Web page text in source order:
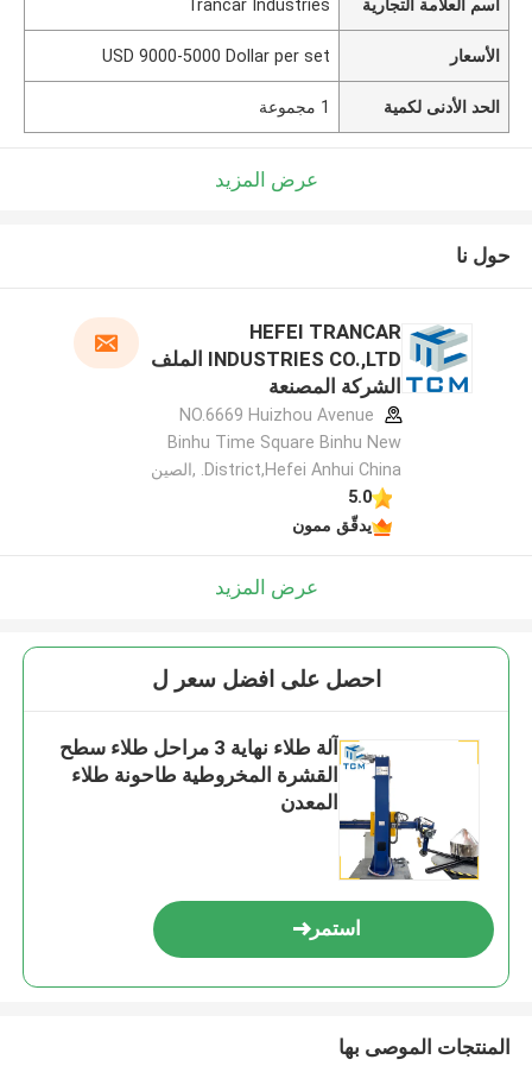
اسم العلامة التجارية Trancar Industries
الأسعار USD 9000-5000 Dollar per set
الحد الأدنى لكمية 1 مجموعة
عرض المزيد
حول نا
HEFEI TRANCAR
INDUSTRIES CO.,LTD الملف
الشركة المصنعة
NO.6669 Huizhou Avenue
Binhu Time Square Binhu New
District,Hefei Anhui China. ,الصين
5.0
يدقّق ممون
عرض المزيد
احصل على افضل سعر ل
آلة طلاء نهاية 3 مراحل طلاء سطح
القشرة المخروطية طاحونة طلاء
المعدن
استمر
المنتجات الموصى بها